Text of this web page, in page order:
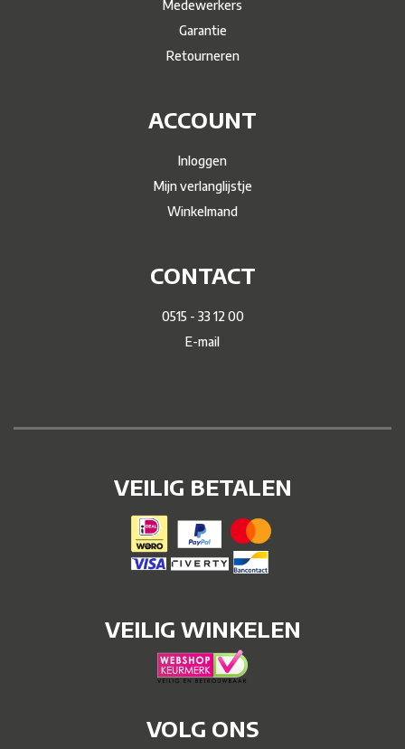
Medewerkers
Garantie
Retourneren
ACCOUNT
Inloggen
Mijn verlanglijstje
Winkelmand
CONTACT
0515 - 33 12 00
E-mail
VEILIG BETALEN
VEILIG WINKELEN
VOLG ONS